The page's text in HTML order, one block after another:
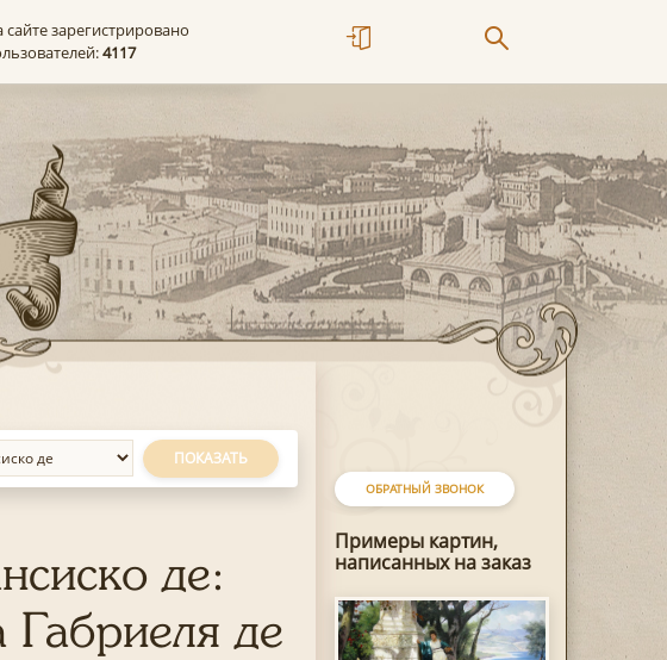
сайте зарегистрировано
4117
ОБРАТНЫЙ ЗВОНОК
Примеры картин,
написанных на заказ
ПОКАЗАТЬ
де:
Габриеля де